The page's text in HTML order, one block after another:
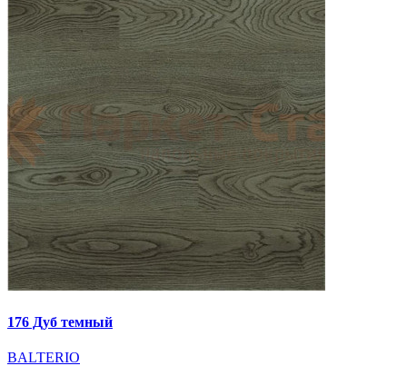
176 Дуб темный
BALTERIO